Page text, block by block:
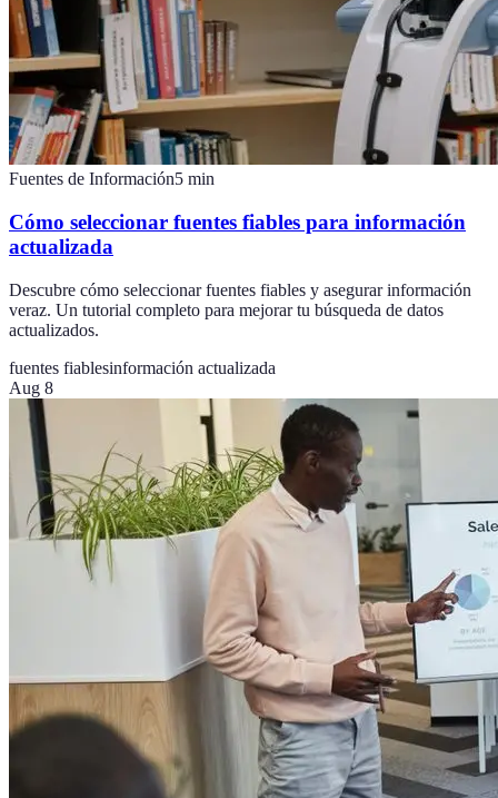
Fuentes de Información5 min
Cómo seleccionar fuentes fiables para información
actualizada
Descubre cómo seleccionar fuentes fiables y asegurar información
veraz. Un tutorial completo para mejorar tu búsqueda de datos
actualizados.
fuentes fiablesinformación actualizada
Aug 8